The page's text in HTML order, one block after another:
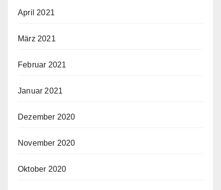
April 2021
März 2021
Februar 2021
Januar 2021
Dezember 2020
November 2020
Oktober 2020